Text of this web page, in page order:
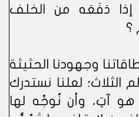
إذا دَفَعَه من الخلف
؟
وجهودنا الحثيثة
الثلاث؛ لعلنا نستدرك
آتٍ، وأن نُوجِّه لها